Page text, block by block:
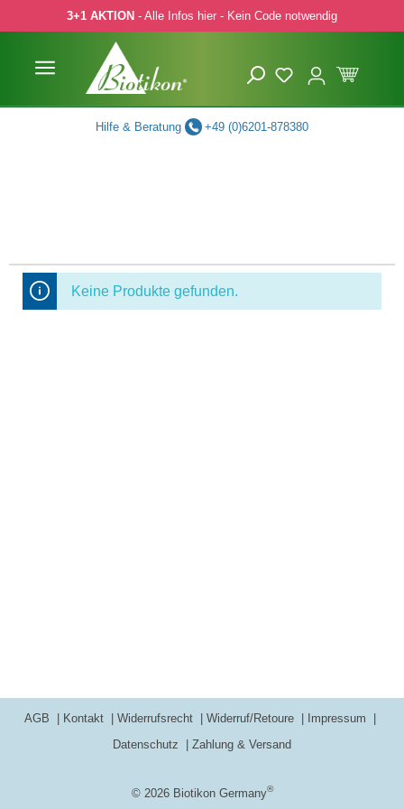
Hauptinhalt springen
Zur Suche springen
Zur Hauptnavigation springen
3+1 AKTION - Alle Infos hier - Kein Code notwendig
Hilfe & Beratung +49 (0)6201-878380
Keine Produkte gefunden.
© 2026 Biotikon Germany®
AGB Kontakt Widerrufsrecht Widerruf/Retoure
Impressum
Datenschutz
Zahlung & Versand